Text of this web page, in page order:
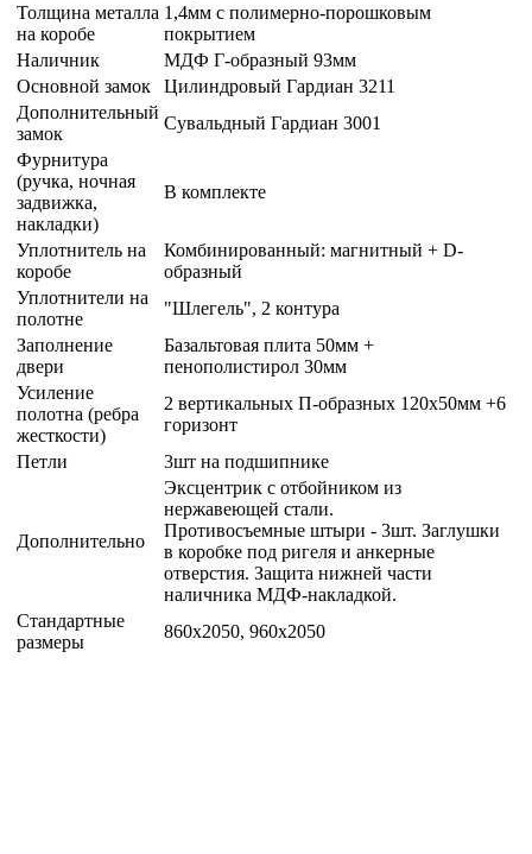
Толщина металла
на коробе
1,4мм с полимерно-порошковым
покрытием
Наличник
МДФ Г-образный 93мм
Основной замок
Цилиндровый Гардиан 3211
Дополнительный
замок
Сувальдный Гардиан 3001
Фурнитура
(ручка, ночная
задвижка,
накладки)
В комплекте
Уплотнитель на
коробе
Комбинированный: магнитный + D-
образный
Уплотнители на
полотне
"Шлегель", 2 контура
Заполнение
двери
Базальтовая плита 50мм +
пенополистирол 30мм
Усиление
полотна (ребра
жесткости)
2 вертикальных П-образных 120х50мм +6
горизонт
Петли
3шт на подшипнике
Дополнительно
Эксцентрик с отбойником из
нержавеющей стали.
Противосъемные штыри - 3шт. Заглушки
в коробке под ригеля и анкерные
отверстия. Защита нижней части
наличника МДФ-накладкой.
Стандартные
размеры
860х2050, 960х2050